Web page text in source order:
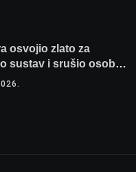
osvojio zlato za
sustav i srušio osobni
dB!